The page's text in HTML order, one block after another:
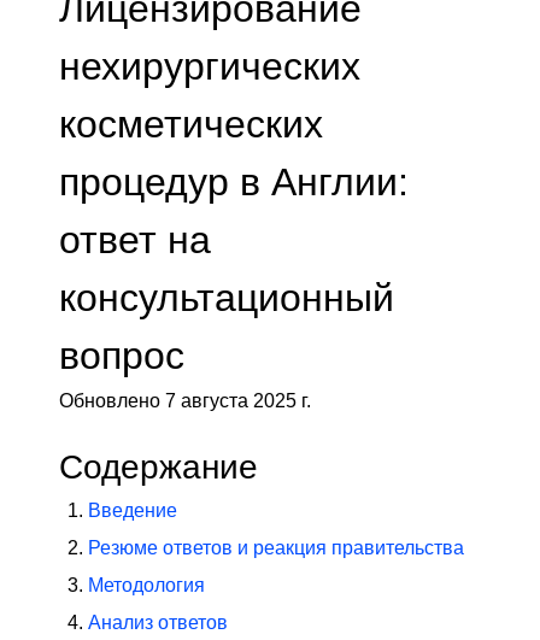
нехирургических
косметических
процедур в Англии:
ответ на
консультационный
вопрос
Обновлено 7 августа 2025 г.
Содержание
Введение
Резюме ответов и реакция правительства
Методология
Анализ ответов